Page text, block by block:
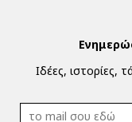
Ιδέες, ιστορίες,